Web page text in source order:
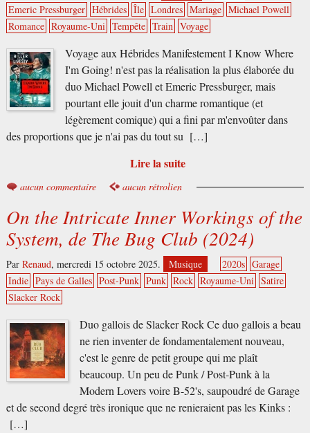
Emeric Pressburger Hébrides Île Londres Mariage Michael Powell
Romance Royaume-Uni Tempête Train Voyage
Voyage aux Hébrides Manifestement I Know Where
I'm Going! n'est pas la réalisation la plus élaborée du
duo Michael Powell et Emeric Pressburger, mais
pourtant elle jouit d'un charme romantique (et
légèrement comique) qui a fini par m'envoûter dans
des proportions que je n'ai pas du tout su […]
Lire la suite
aucun commentaire aucun rétrolien
On the Intricate Inner Workings of the
System, de The Bug Club (2024)
Par Renaud, mercredi 15 octobre 2025. Musique 2020s Garage
Indie Pays de Galles Post-Punk Punk Rock Royaume-Uni Satire
Slacker Rock
Duo gallois de Slacker Rock Ce duo gallois a beau
ne rien inventer de fondamentalement nouveau,
c'est le genre de petit groupe qui me plaît
beaucoup. Un peu de Punk / Post-Punk à la
Modern Lovers voire B-52's, saupoudré de Garage
et de second degré très ironique que ne renieraient pas les Kinks :
[…]